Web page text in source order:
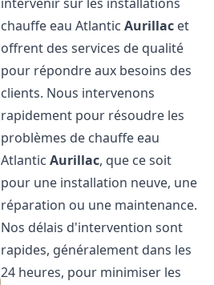
chauffe eau AtlanticAurillac et
offrent des services de qualité
pour répondre aux besoins des
clients. Nous intervenons
rapidement pour résoudre les
problèmes de chauffe eau
AtlanticAurillac, que ce soit
pour une installation neuve, une
réparation ou une maintenance.
Nos délais d'intervention sont
rapides, généralement dans les
24 heures, pour minimiser les